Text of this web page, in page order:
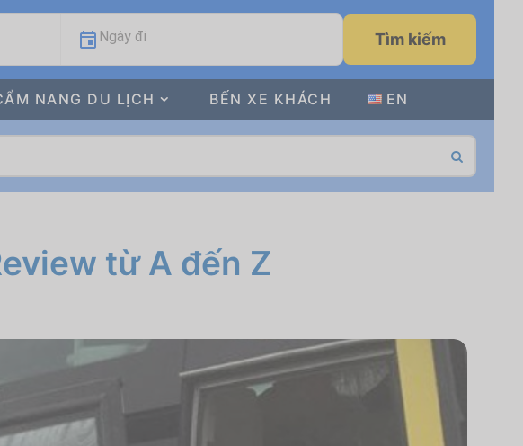
Ngày đi Tìm kiếm
NANG DU LỊCH BẾN XE KHÁCH EN
từ A đến Z